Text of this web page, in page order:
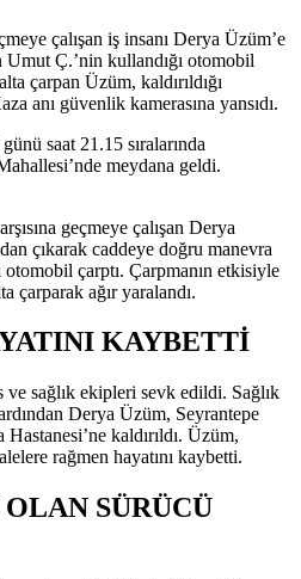
çalışan iş insanı Derya Üzüm’e
Umut Ç.’nin kullandığı otomobil
çarpan Üzüm, kaldırıldığı
anı güvenlik kamerasına yansıdı.
saat 21.15 sıralarında
meydana geldi.
geçmeye çalışan Derya
çıkarak caddeye doğru manevra
çarptı. Çarpmanın etkisiyle
çarparak ağır yaralandı.
KAYBETTİ
sağlık ekipleri sevk edildi. Sağlık
Derya Üzüm, Seyrantepe
kaldırıldı. Üzüm,
rağmen hayatını kaybetti.
SÜRÜCÜ